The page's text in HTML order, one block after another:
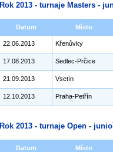
Rok 2013 - turnaje Masters -
Datum Místo
22.06.2013 Křenůvky
17.08.2013 Sedlec-Prčice
21.09.2013 Vsetín
12.10.2013 Praha-Petřín
Rok 2013 - turnaje Open -
Datum Místo